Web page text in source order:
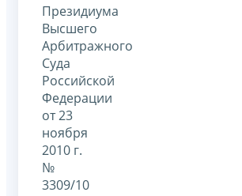
Президиума
Высшего
Арбитражного
Суда
Российской
Федерации
от 23
ноября
2010 г.
№
3309/10